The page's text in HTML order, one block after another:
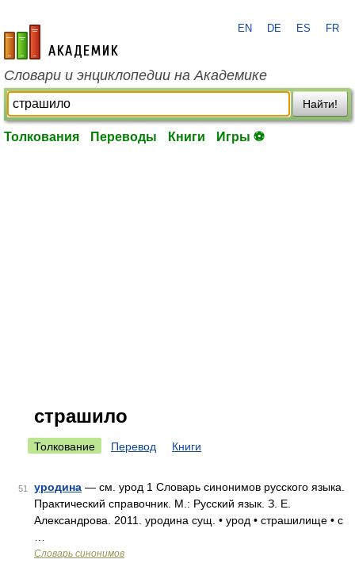
academic.ru
EN DE ES FR
Словари и энциклопедии на Академике
Найти!
Толкования Переводы Книги Игры ⚽
страшило
Толкование Перевод Книги
51 уродина — см. урод 1 Словарь синонимов русского языка.
Практический справочник. М.: Русский язык. З. Е.
Александрова. 2011. уродина сущ. • урод • страшилище • с
Словарь синонимов